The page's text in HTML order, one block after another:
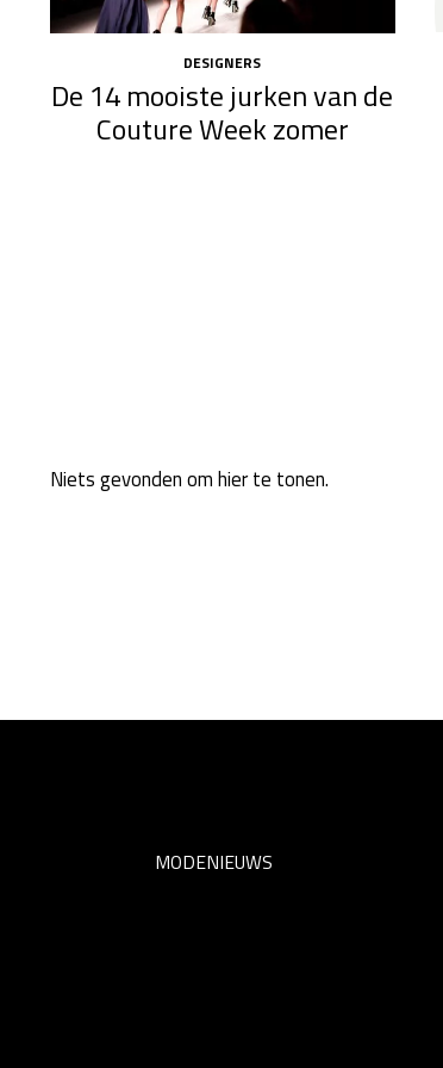
DESIGNERS
De 14 mooiste jurken van de
Couture Week zomer
Niets gevonden om hier te tonen.
MODENIEUWS